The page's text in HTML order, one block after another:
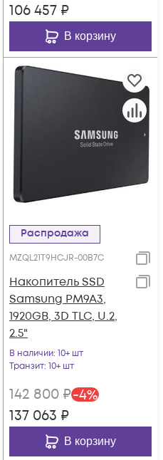
106 457 ₽
В корзину
Распродажа
MZQL21T9HCJR-00B7C
Накопитель SSD
Samsung PM9A3,
1920GB, 3D TLC, U.2,
2.5"
В наличии: 10+ шт
Транзит: 10+ шт
142 800 ₽-4%
137 063 ₽
В корзину